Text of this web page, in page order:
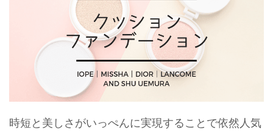
時短と美しさがいっぺんに実現することで依然人気